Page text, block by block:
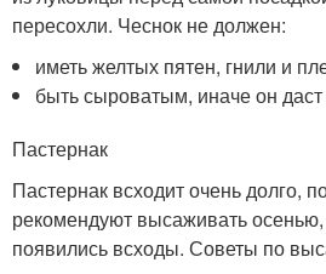
пересохли. Чеснок не должен:
иметь желтых пятен, гнили и
быть сыроватым, иначе он даст
Пастернак
Пастернак всходит очень долго,
рекомендуют высаживать
появились всходы. Советы по